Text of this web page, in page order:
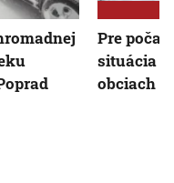
Pre
situácia
obciach a